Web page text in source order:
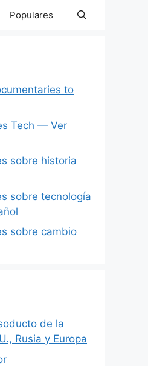
Populares
to
Tech — Ver
sobre historia
sobre tecnología
sobre cambio
de la
Rusia y Europa